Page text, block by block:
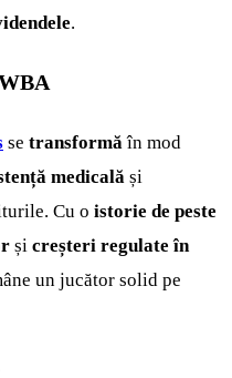
.
se transformăîn mod
medicală și
Cu o istorie de peste
și creșteri regulate în
un jucător solid pe